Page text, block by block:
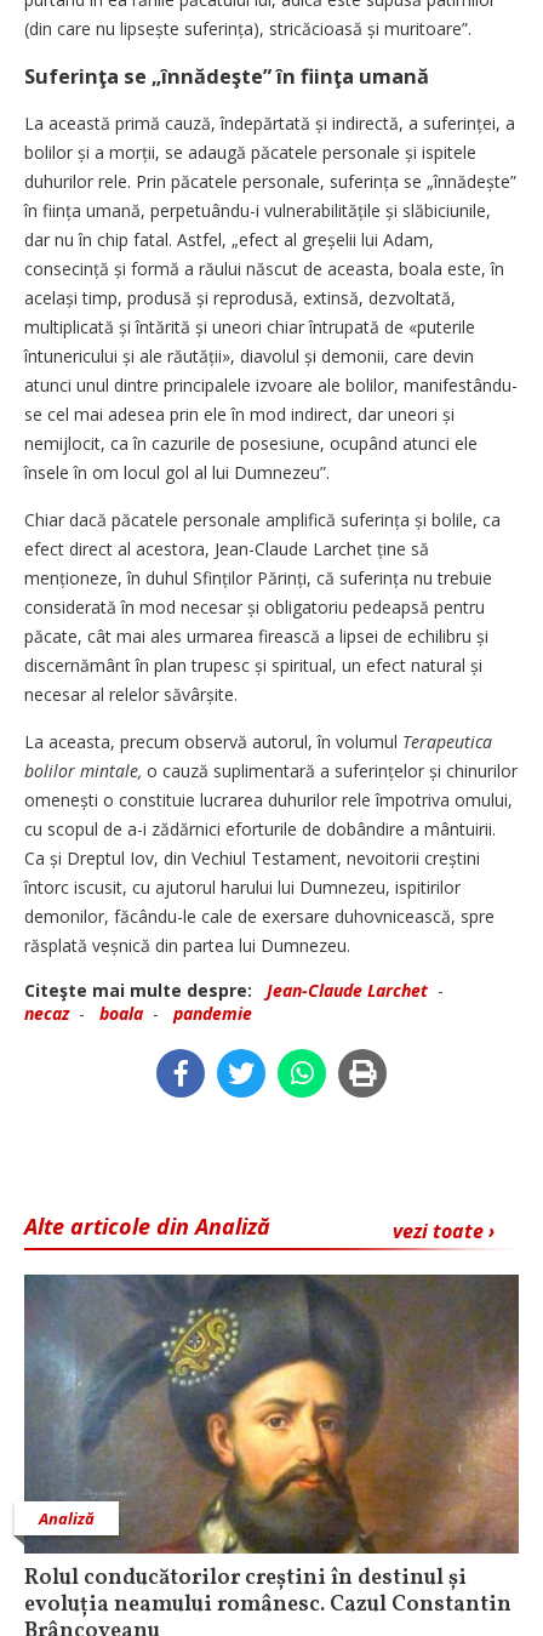
(din care nu lipsește suferința), stricăcioasă și muritoare”.
Suferinţa se „înnădeşte” în fiinţa umană
La această primă cauză, îndepărtată și indirectă, a sufe­rinței, a
bolilor și a morții, se adaugă păcatele personale și ispitele
duhurilor rele. Prin păcatele personale, suferința se „înnădește”
în ființa umană, perpetuându-i vulnerabilitățile și slăbiciunile,
dar nu în chip fatal. Astfel, „efect al greșelii lui Adam,
consecință și formă a răului născut de aceasta, boala este, în
același timp, produsă și reprodusă, extinsă, dezvoltată,
multiplicată și întărită și uneori chiar întrupată de «puterile
întunericului și ale răutății», diavolul și demonii, care devin
atunci unul dintre principalele izvoare ale bolilor, manifestându-
se cel mai adesea prin ele în mod indirect, dar uneori și
nemijlocit, ca în cazurile de posesiune, ocupând atunci ele
însele în om locul gol al lui Dumnezeu”.
Chiar dacă păcatele personale amplifică suferința și bolile, ca
efect direct al acestora, Jean-Claude Larchet ține să
menționeze, în duhul Sfinților Părinți, că sufe­rința nu trebuie
considerată în mod necesar și obligatoriu pedeapsă pentru
păcate, cât mai ales urmarea firească a lipsei de echilibru și
discernământ în plan trupesc și spiritual, un efect natural și
necesar al relelor săvârșite.
La aceasta, precum observă autorul, în volumul Terapeutica
bolilor mintale, o cauză suplimentară a suferințelor și chinurilor
omenești o constituie lucrarea duhurilor rele împotriva omului,
cu scopul de a-i zădărnici eforturile de dobândire a mântuirii.
Ca și Dreptul Iov, din Vechiul Testament, nevoitorii creștini
întorc iscusit, cu ajutorul harului lui Dumnezeu, ispitirilor
demonilor, făcându-le cale de exersare duhovnicească, spre
răsplată veșnică din partea lui Dumnezeu.
Citeşte mai multe despre:
Jean-Claude Larchet -
necaz- boala - pandemie
vezi toate ›
Alte articole din Analiză
Analiză
Rolul conducătorilor creștini în destinul și
evoluția neamului românesc. Cazul Constantin